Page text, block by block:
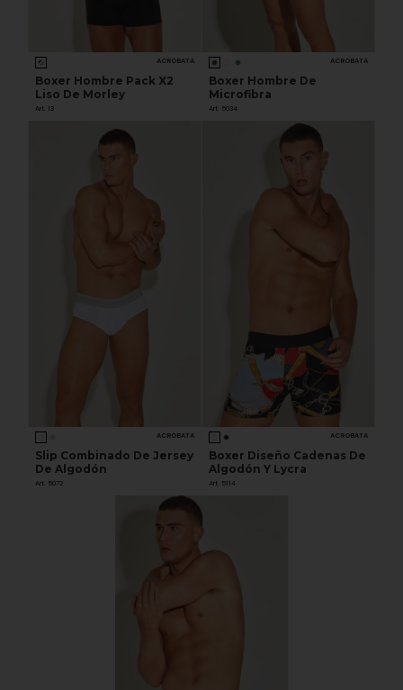
ACROBATA
Boxer Hombre Pack X2
Liso De Morley
Art. 13
ACROBATA
Boxer Hombre De
Microfibra
Art. 5034
ACROBATA
Slip Combinado De Jersey
De Algodón
Art. 5072
ACROBATA
Boxer Diseño Cadenas De
Algodón Y Lycra
Art. 5114